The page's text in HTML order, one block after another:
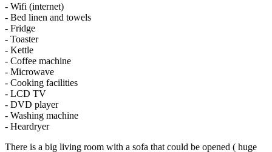
- Wifi (internet)
- Bed linen and towels
- Fridge
- Toaster
- Kettle
- Coffee machine
- Microwave
- Cooking facilities
- LCD TV
- DVD player
- Washing machine
- Heardryer
There is a big living room with a sofa that could be opened ( huge